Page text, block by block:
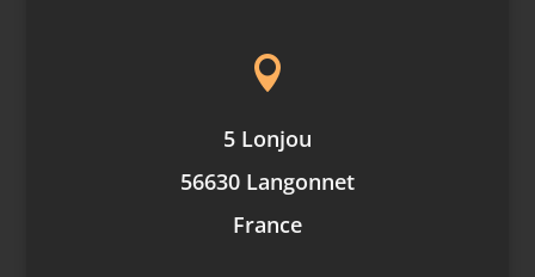

5 Lonjou
56630 Langonnet
France